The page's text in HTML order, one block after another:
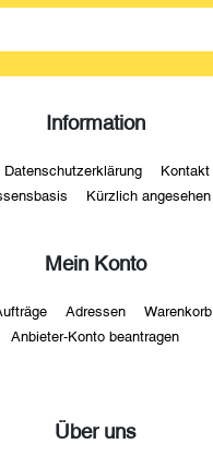
Information
Datenschutzerklärung Kontakt
Kürzlich angesehen
Mein Konto
Adressen Warenkorb
Anbieter-Konto beantragen
Über uns